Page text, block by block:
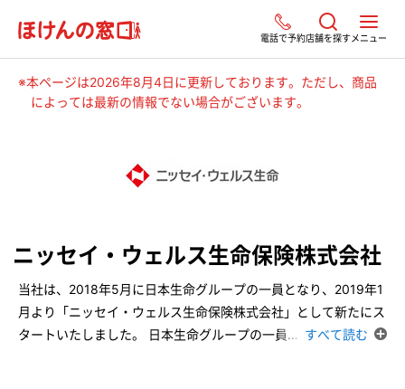
電話で予約店舗を探すメニュー
※本ページは2026年8月4日に更新しております。ただし、商品
によっては最新の情報でない場合がございます。
ニッセイ・ウェルス生命保険株式会社
当社は、2018年5月に日本生命グループの一員となり、2019年1
月より「ニッセイ・ウェルス生命保険株式会社」として新たにス
タートいたしました。 日本生命グループの一員… すべて読む